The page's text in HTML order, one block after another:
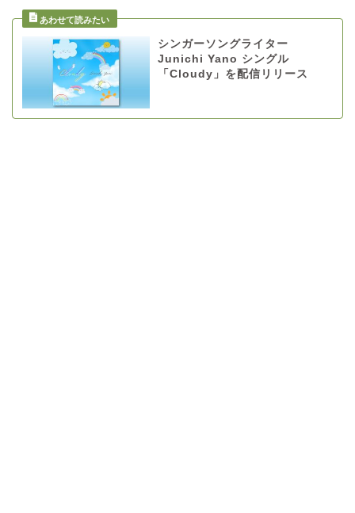
シンガーソングライター
Junichi Yano シングル
「Cloudy」を配信リリース